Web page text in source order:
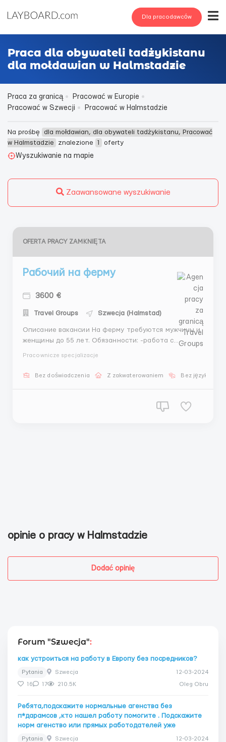
Dla pracodawców
Praca dla obywateli tadżykistanu
dla mołdawian w Halmstadzie
Praca za granicą
Pracować w Europie
Pracować w Szwecji
Pracować w Halmstadzie
Na prośbę dla mołdawian, dla obywateli tadżykistanu, Pracować
w Halmstadzie
znalezione 1
oferty
Wyszukiwanie na mapie
Zaawansowane wyszukiwanie
OFERTA PRACY ZAMKNIĘTA
Рабочий на ферму
3600 €
Travel Groups Szwecja (Halmstad)
Описание вакансии На ферму требуются мужчины и
женщины до 55 лет. Обязанности: -работа с
Переработки и рабочие выходные по желанию
Pracownicze specjalizacje
Bez doświadczenia Z zakwaterowaniem Bez języka
opinie o pracy w Halmstadzie
Dodać opinię
Forum "Szwecja":
как устроиться на работу в Европу без посредников?
Pytania Szwecja 12-03-2024
16 17 210.5K Oleg Obru
Ребята,подскажите нормальные агенства без
п*дарамсов ,кто нашел работу помогите . Подскажите
норм агенство или прямых работодателей уже
Pytania Szwecja 12-03-2024